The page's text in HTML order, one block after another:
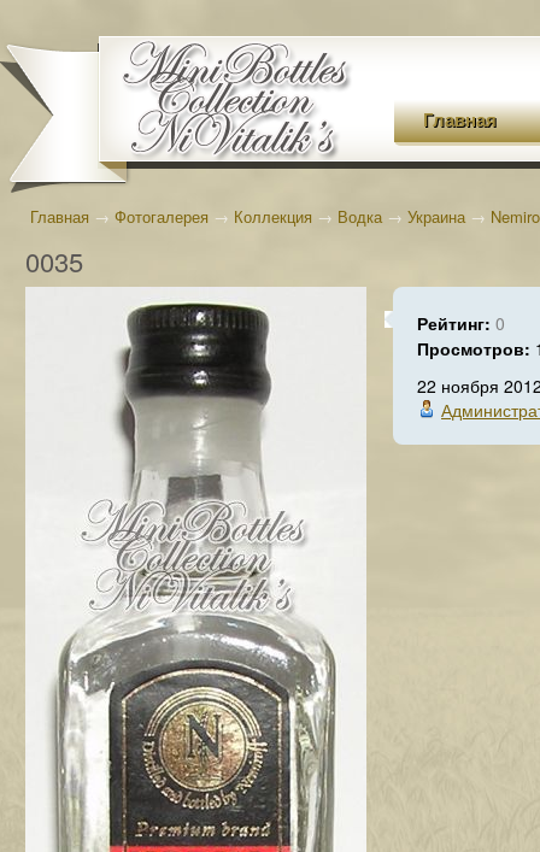
Главная
Главная → Фотогалерея → Коллекция → Водка→ Украина→
0035
Рейтинг: 0
Просмотров:
22 ноября